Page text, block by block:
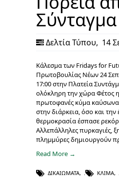
Σύνταγμα
Δελτία Τύπου, 14
Κάλεσμα των Fridays for
Πρωτοβουλίας Νέων 24
17:00 στην Πλατεία
ολόκληρη την χώρα Φέτος
πρωτοφανές κύμα
στην διάρκεια, όσο και την
θερμοκρασία έσπασε
Αλλεπάλληλες πυρκαγιές,
πλημμύρες δημιουργούν
Read More →
ΔΙΚΑΙΏΜΑΤΑ, ΚΛΊΜΑ,